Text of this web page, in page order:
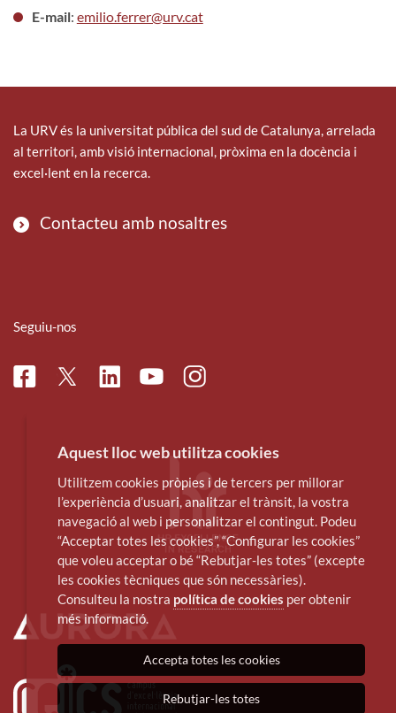
E-mail: emilio.ferrer@urv.cat
La URV és la universitat pública del sud de Catalunya, arrelada
al territori, amb visió internacional, pròxima en la docència i
excel·lent en la recerca.
Contacteu amb nosaltres
Seguiu-nos
FacebookTwitterLinkedinYoutubeInstagram
Aquest lloc web utilitza cookies
Utilitzem cookies pròpies i de tercers per millorar
l’experiència d’usuari, analitzar el trànsit, la vostra
navegació al web i personalitzar el contingut. Podeu
“Acceptar totes les cookies”, “Configurar les cookies”
que voleu acceptar o bé “Rebutjar-les totes” (excepte
les cookies tècniques que són necessàries).
Consulteu la nostra política de cookies per obtenir
més informació.
Accepta totes les cookies
Rebutjar-les totes